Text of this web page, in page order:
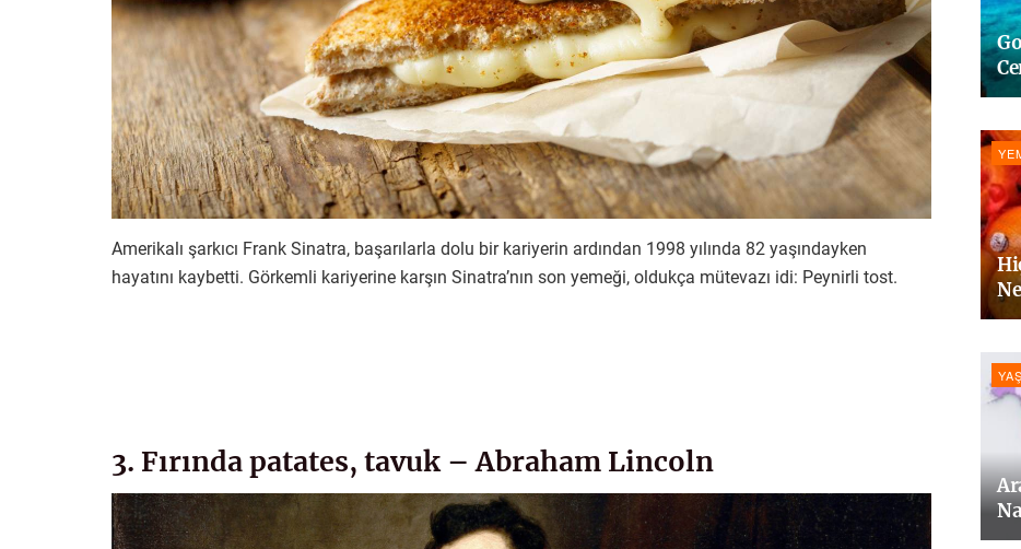
Amerikalı şarkıcı Frank Sinatra, başarılarla dolu bir kariyerin ardından 1998 yılında 82 yaşındayken
hayatını kaybetti. Görkemli kariyerine karşın Sinatra’nın son yemeği, oldukça mütevazı idi: Peynirli tost.
3. Fırında patates, tavuk – Abraham Lincoln